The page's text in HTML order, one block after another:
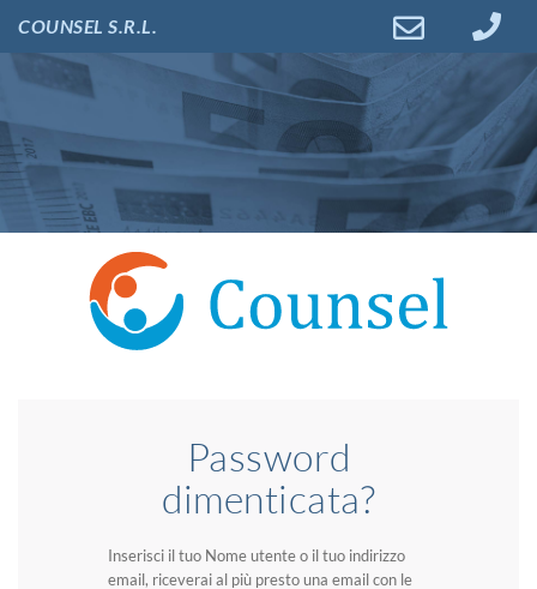
COUNSEL S.R.L.
Password
dimenticata?
Inserisci il tuo Nome utente o il tuo indirizzo
email, riceverai al più presto una email con le